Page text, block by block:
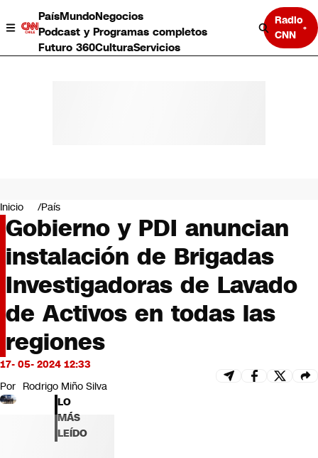
PaísMundoNegocios
Podcast y Programas completos
Futuro 360CulturaServicios
Radio
CNN
Negocios
Deportes
Programas completos
Cultura
Servicios
Bits
CNN tiempo
Futuro 360
Opinión
Inicio País
Gobierno y PDI anuncian
instalación de Brigadas
Investigadoras de Lavado
de Activos en todas las
regiones
17- 05- 2024 12:33
Por Rodrigo Miño Silva
LO
MÁS
LEÍDO